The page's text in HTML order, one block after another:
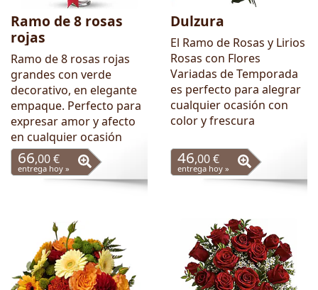
Ramo de 8 rosas
rojas
Ramo de 8 rosas rojas
grandes con verde
decorativo, en elegante
empaque. Perfecto para
expresar amor y afecto
en cualquier ocasión
66,00 €
entrega hoy »
Dulzura
El Ramo de Rosas y Lirios
Rosas con Flores
Variadas de Temporada
es perfecto para alegrar
cualquier ocasión con
color y frescura
46,00 €
entrega hoy »